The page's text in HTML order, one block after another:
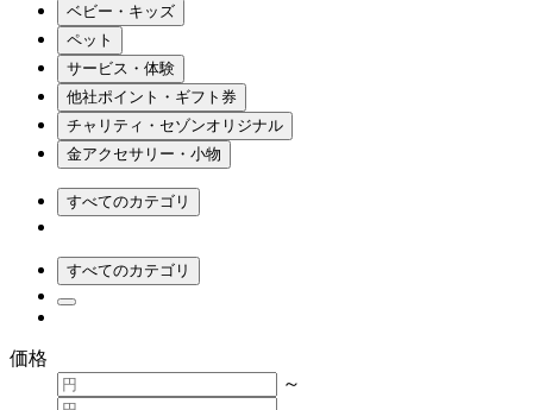
ベビー・キッズ
ペット
サービス・体験
他社ポイント・ギフト券
チャリティ・セゾンオリジナル
金アクセサリー・小物
すべてのカテゴリ
すべてのカテゴリ
価格
～